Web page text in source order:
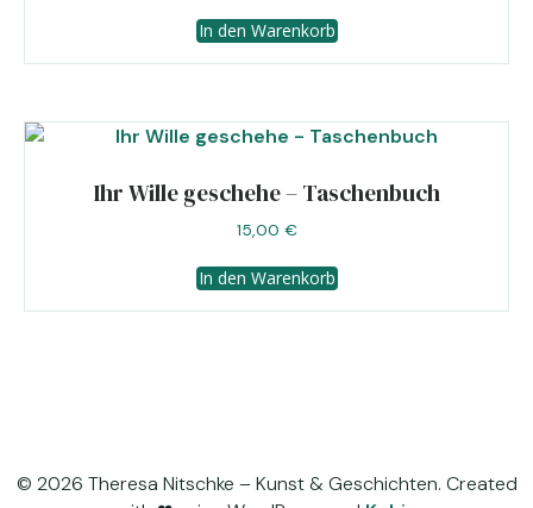
In den Warenkorb
Ihr Wille geschehe – Taschenbuch
15,00 €
In den Warenkorb
© 2026 Theresa Nitschke – Kunst & Geschichten. Created